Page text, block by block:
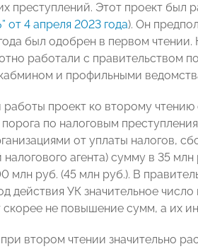
преступлений. Этот проект
от 4 апреля 2023 года). Он
был одобрен в первом
работали с правительством
и профильными
работы проект ко второму
по налоговым
от уплаты налогов,
налогового агента) сумму в 35
млн руб. (45 млн руб.). В
действия УК значительное
скорее не повышение сумм, а их
втором чтении значительно